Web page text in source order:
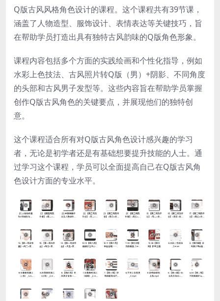
Q版古风风格角色设计的课程。这个课程共有39节课，
涵盖了人物造型、服饰设计、表情表达等关键技巧，旨
在帮助学员打造出具有独特古风韵味的Q版角色形象。
课程内容包括多个方面的实践绘画和个性化指导，例如
水彩上色技法、古风照片转Q版（男）+阴影、不同角度
的头部和古风男子发型等。这些内容旨在帮助学员掌握
创作Q版古风角色的关键要点，并展现他们的独特创
意。
这个课程适合所有对Q版古风角色设计感兴趣的学习
者，无论是初学者还是有基础想要提升技能的人士。通
过学习这个课程，学员可以全面提高自己在Q版古风角
色设计方面的专业水平。